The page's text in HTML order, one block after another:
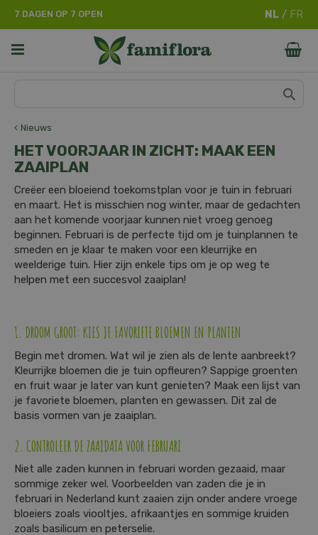
Nieuws
7 DAGEN OP 7 OPEN
HET VOORJAAR IN ZICHT: MAAK EEN
ZAAIPLAN
Creëer een bloeiend toekomstplan voor je tuin in februari
en maart. Het is misschien nog winter, maar de gedachten
aan het komende voorjaar kunnen niet vroeg genoeg
beginnen. Februari is de perfecte tijd om je tuinplannen te
smeden en je klaar te maken voor een kleurrijke en
weelderige tuin. Hier zijn enkele tips om je op weg te
helpen met een succesvol zaaiplan!
1. DROOM GROOT: KIES JE FAVORIETE BLOEMEN EN PLANTEN
Begin met dromen. Wat wil je zien als de lente aanbreekt?
Kleurrijke bloemen die je tuin opfleuren? Sappige groenten
en fruit waar je later van kunt genieten? Maak een lijst van
je favoriete bloemen, planten en gewassen. Dit zal de
basis vormen van je zaaiplan.
2. CONTROLEER DE ZAAIDATA VOOR FEBRUARI
Niet alle zaden kunnen in februari worden gezaaid, maar
sommige zeker wel. Voorbeelden van zaden die je in
februari in Nederland kunt zaaien zijn onder andere vroege
bloeiers zoals viooltjes, afrikaantjes en sommige kruiden
zoals basilicum en peterselie.